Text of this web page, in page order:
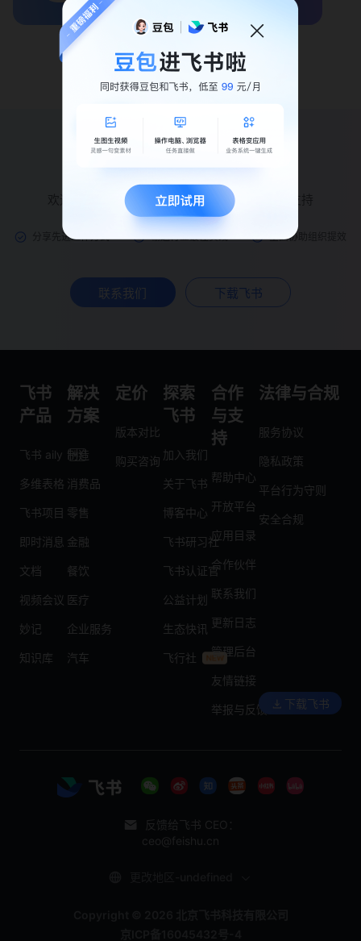
先进团队，先用飞书
欢迎联系我们，飞书效能顾问将为您提供全力支持
分享先进工作方式 输送行业最佳实践 全面协助组织提效
联系我们 下载飞书
飞书
产品
飞书 aily
多维表格
飞书项目
即时消息
文档
视频会议
妙记
知识库
解决
方案
制造
消费品
零售
金融
餐饮
医疗
企业服务
汽车
定价
版本对比
购买咨询
探索
飞书
加入我们
关于飞书
博客中心
飞书研习社
飞书认证官
公益计划
生态快讯
飞行社
合作
与支
持
帮助中心
开放平台
应用目录
合作伙伴
联系我们
更新日志
管理后台
友情链接
举报与反馈
法律与合规
服务协议
隐私政策
平台行为守则
安全合规
下载飞书
反馈给飞书 CEO：
ceo@feishu.cn